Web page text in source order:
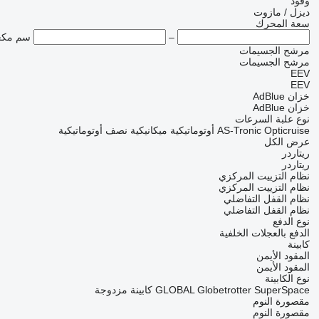
ديزل / مازوت
سعة المحرك
–
سم
مرشح الجسيمات
مرشح الجسيمات
EEV
EEV
خزان AdBlue
خزان AdBlue
نوع علبة السرعات
AS-Tronic Opticruise أوتوماتيكية ميكانيكية نصف أوتوماتيكية
عرض الكل
ريتاردر
ريتاردر
نظام التزييت المركزي
نظام التزييت المركزي
نظام القفل التفاضلي
نظام القفل التفاضلي
نوع الدفع
الدفع بالعجلات الخلفية
كابينة
المقود الأيمن
المقود الأيمن
نوع الكابينة
GLOBAL Globetrotter SuperSpace
كابينة مزدوجة
مقصورة النوم
مقصورة النوم